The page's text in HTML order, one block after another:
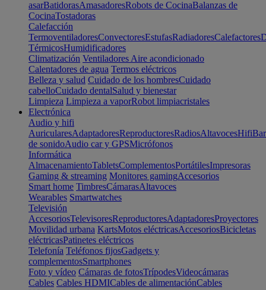
asarBatidorasAmasadoresRobots de CocinaBalanzas de
CocinaTostadoras
Calefacción
TermoventiladoresConvectoresEstufasRadiadoresCalefactores
TérmicosHumidificadores
Climatización Ventiladores Aire acondicionado
Calentadores de agua Termos eléctricos
Belleza y salud Cuidado de los hombresCuidado
cabelloCuidado dentalSalud y bienestar
Limpieza Limpieza a vaporRobot limpiacristales
Electrónica
Audio y hifi
AuricularesAdaptadoresReproductoresRadiosAltavocesHifi
de sonidoAudio car y GPSMicrófonos
Informática
AlmacenamientoTabletsComplementosPortátilesImpresoras
Gaming & streaming Monitores gamingAccesorios
Smart home TimbresCámarasAltavoces
Wearables Smartwatches
Televisión
AccesoriosTelevisoresReproductoresAdaptadoresProyectores
Movilidad urbana KartsMotos eléctricasAccesoriosBicicletas
eléctricasPatinetes eléctricos
Telefonía Teléfonos fijosGadgets y
complementosSmartphones
Foto y vídeo Cámaras de fotosTrípodesVideocámaras
Cables Cables HDMICables de alimentaciónCables